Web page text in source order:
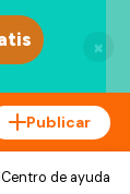
×
Publicar
Centro de ayuda